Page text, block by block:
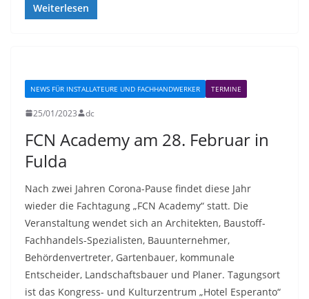
Weiterlesen
NEWS FÜR INSTALLATEURE UND FACHHANDWERKER TERMINE
25/01/2023 dc
FCN Academy am 28. Februar in
Fulda
Nach zwei Jahren Corona-Pause findet diese Jahr
wieder die Fachtagung „FCN Academy“ statt. Die
Veranstaltung wendet sich an Architekten, Baustoff-
Fachhandels-Spezialisten, Bauunternehmer,
Behördenvertreter, Gartenbauer, kommunale
Entscheider, Landschaftsbauer und Planer. Tagungsort
ist das Kongress- und Kulturzentrum „Hotel Esperanto“